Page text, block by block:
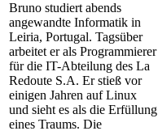
Bruno studiert abends
angewandte Informatik in
Leiria, Portugal. Tagsüber
arbeitet er als Programmierer
für die IT-Abteilung des La
Redoute S.A. Er stieß vor
einigen Jahren auf Linux
und sieht es als die Erfüllung
eines Traums. Die